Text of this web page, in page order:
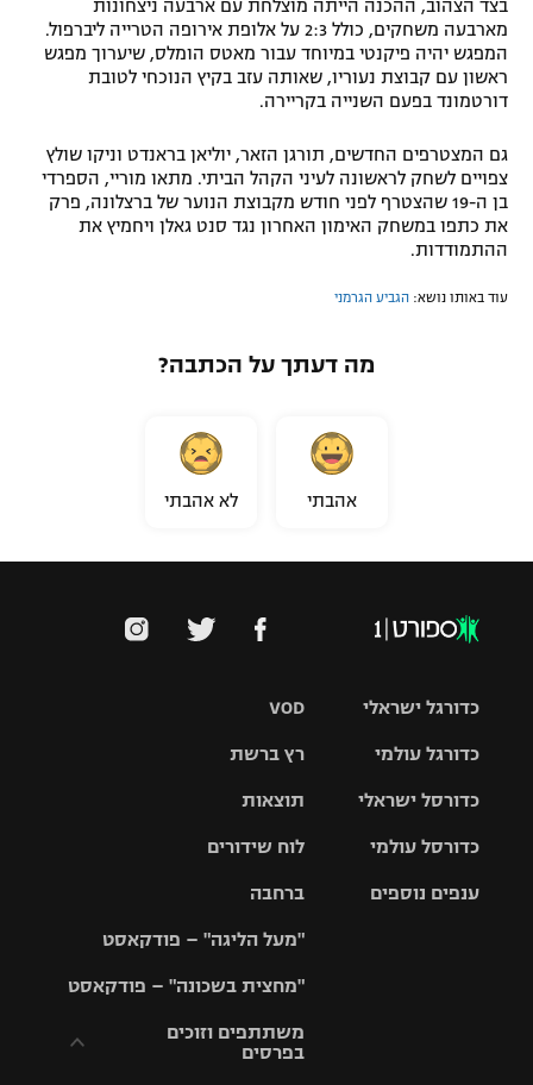
בצד הצהוב, ההכנה הייתה מוצלחת עם ארבעה ניצחונות
מארבעה משחקים, כולל 2:3 על אלופת אירופה הטרייה ליברפול.
המפגש יהיה פיקנטי במיוחד עבור מאטס הומלס, שיערוך מפגש
ראשון עם קבוצת נעוריו, שאותה עזב בקיץ הנוכחי לטובת
דורטמונד בפעם השנייה בקריירה.
גם המצטרפים החדשים, תורגן הזאר, יוליאן בראנדט וניקו שולץ
צפויים לשחק לראשונה לעיני הקהל הביתי. מתאו מוריי, הספרדי
בן ה-19 שהצטרף לפני חודש מקבוצת הנוער של ברצלונה, פרק
את כתפו במשחק האימון האחרון נגד סנט גאלן ויחמיץ את
ההתמודדות.
עוד באותו נושא: הגביע הגרמני
מה דעתך על הכתבה?
אהבתי לא אהבתי
VOD
רץ ברשת
תוצאות
לוח שידורים
ברחבה
"מעל הליגה" – פודקאסט
"מחצית בשכונה" – פודקאסט
משתתפים וזוכים
בפרסים
כדורגל ישראלי
גביע הטוטו
כדורגל עולמי
האלופות
ליגה
כדורסל ישראלי
סל
כדורסל עולמי
ענפים נוספים